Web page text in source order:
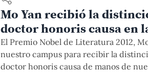
Mo Yan recibió la
doctor honoris causa en
El Premio Nobel de Literatura 2012,
nuestro campus para recibir la
doctor honoris causa de manos de